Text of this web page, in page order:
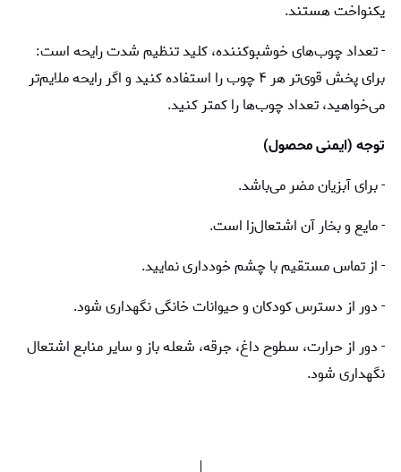
یکنواخت هستند.
- تعداد چوب‌های خوشبوکننده، کلید تنظیم شدت رایحه است:
برای پخش قوی‌تر هر ۴ چوب را استفاده کنید و اگر رایحه ملایم‌تر
می‌خواهید، تعداد چوب‌ها را کمتر کنید.
توجه (ایمنی محصول)
- برای آبزیان مضر می‌باشد.
- مایع و بخار آن اشتعال‌زا است.
- از تماس مستقیم با چشم خودداری نمایید.
- دور از دسترس کودکان و حیوانات خانگی نگهداری شود.
- دور از حرارت، سطوح داغ، جرقه، شعله باز و سایر منابع اشتعال
نگهداری شود.